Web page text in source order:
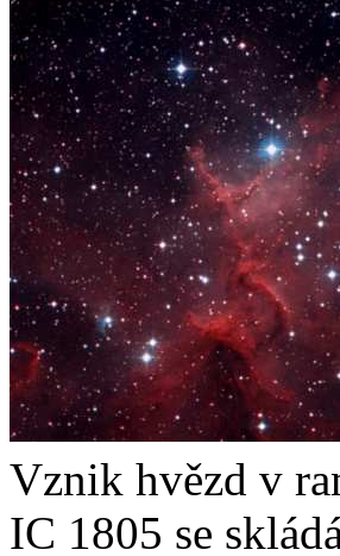
Vznik hvězd v
IC 1805 se